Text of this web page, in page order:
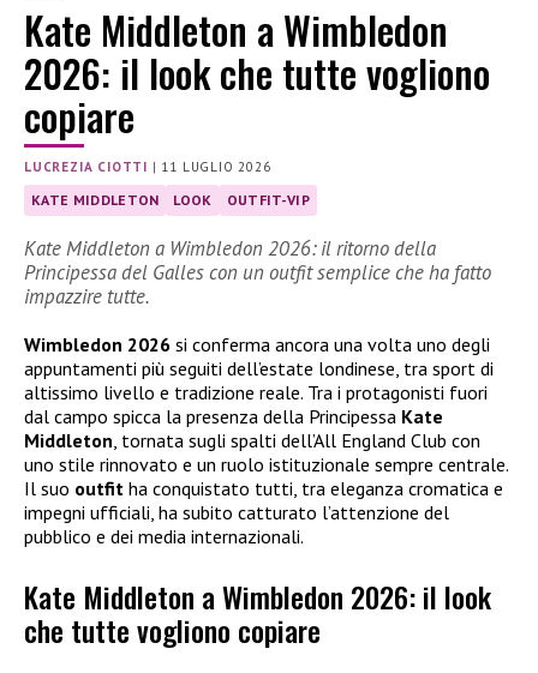
Kate Middleton a Wimbledon
2026: il look che tutte vogliono
copiare
LUCREZIA CIOTTI | 11 LUGLIO 2026
KATE MIDDLETON LOOK OUTFIT-VIP
Kate Middleton a Wimbledon 2026: il ritorno della
Principessa del Galles con un outfit semplice che ha fatto
impazzire tutte.
Wimbledon 2026 si conferma ancora una volta uno degli
appuntamenti più seguiti dell’estate londinese, tra sport di
altissimo livello e tradizione reale. Tra i protagonisti fuori
dal campo spicca la presenza della Principessa Kate
Middleton , tornata sugli spalti dell’All England Club con
uno stile rinnovato e un ruolo istituzionale sempre centrale.
Il suo outfit ha conquistato tutti, tra eleganza cromatica e
impegni ufficiali, ha subito catturato l’attenzione del
pubblico e dei media internazionali.
Kate Middleton a Wimbledon 2026: il look
che tutte vogliono copiare